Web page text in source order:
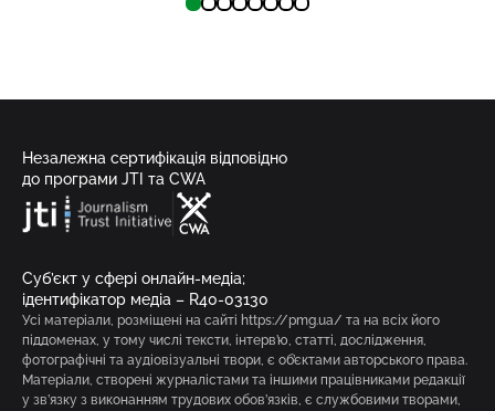
Незалежна сертифікація відповідно
до програми JTI та CWA
Суб’єкт у сфері онлайн-медіа;
ідентифікатор медіа – R40-03130
Усі матеріали, розміщені на сайті https://pmg.ua/ та на всіх його
піддоменах, у тому числі тексти, інтерв’ю, статті, дослідження,
фотографічні та аудіовізуальні твори, є об’єктами авторського права.
Матеріали, створені журналістами та іншими працівниками редакції
у зв’язку з виконанням трудових обов’язків, є службовими творами,